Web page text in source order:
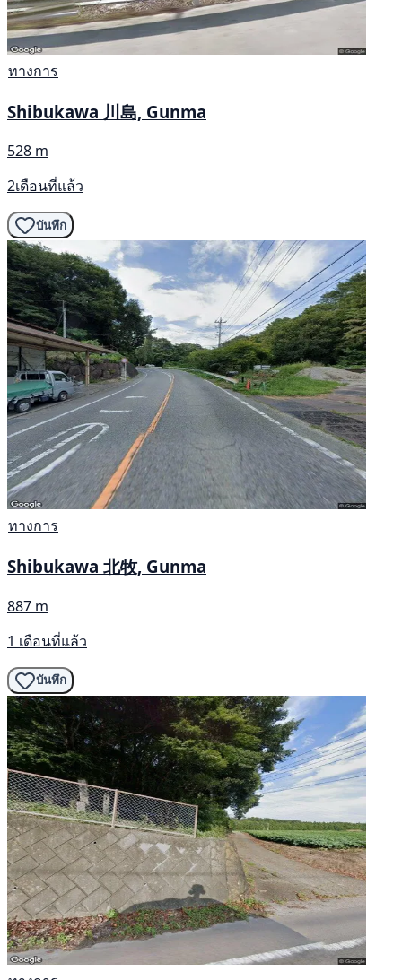
ทางการ
Shibukawa 川島, Gunma
528 m
2เดือนที่แล้ว
บันทึก
ทางการ
Shibukawa 北牧, Gunma
887 m
1 เดือนที่แล้ว
บันทึก